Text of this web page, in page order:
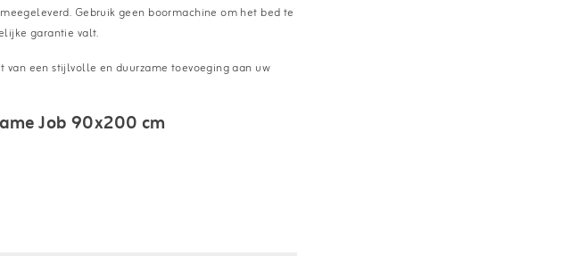
Gebruik geen boormachine om het bed te
garantie valt.
een stijlvolle en duurzame toevoeging aan uw
Job 90x200 cm